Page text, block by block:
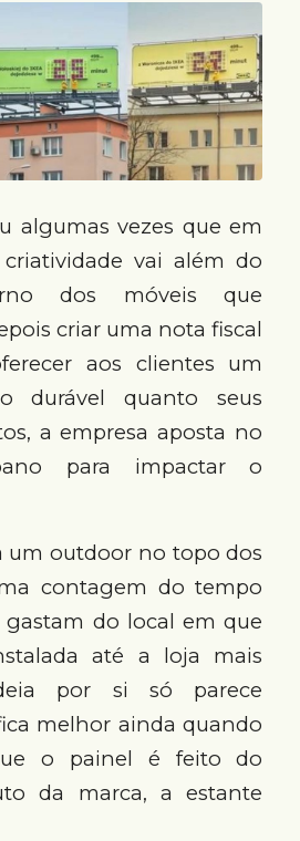
algumas vezes que em
vai além do
dos móveis que
criar uma nota fiscal
aos clientes um
durável quanto seus
a empresa aposta no
para impactar o
um outdoor no topo dos
contagem do tempo
gastam do local em que
até a loja mais
por si só parece
melhor ainda quando
o painel é feito do
da marca, a estante